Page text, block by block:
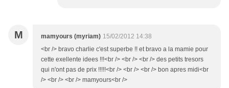
M mamyours (myriam) 15/02/2012 14:38
<br /> bravo charlie c'est superbe !! et bravo a la mamie pour
cette exellente idees !!!<br /> <br /> <br /> des petits tresors
qui n'ont pas de prix !!!!!<br /> <br /> <br /> bon apres midi<br
/> <br /> <br /> mamyours<br />